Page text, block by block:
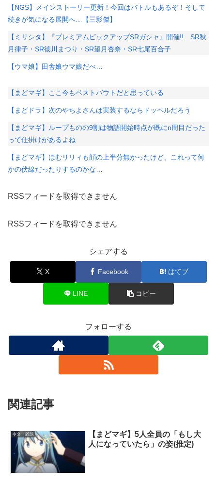
【NGS】メインストーリー更新！今回はバトルもあるぞ！そして
続きが気になる展開へ…【三影傑】
【ミリシタ】『プレミアムピックアップSRガシャ』開催!! SR秋
月律子・SR徳川まつり・SR望月杏奈・SR七尾百合子
【ウマ娘】田舎娘ウマ娘だべ…
【まどマギ】ここ今もベストバウトだと思っている
【まどドラ】次のやちよさんは実装するならドッペルだろう
【まどマギ】ループものの9割は物語開始時点が既にn周目だった
って仕掛けがあるよね
【まどマギ】ほむリリィも顔の上半分無かったけど、これって何
かの伏線だったりするのかな…
RSSフィードを取得できません
RSSフィードを取得できません
シェアする
X Facebook はてブ
LINE コピー
フォローする
関連記事
ネタ・雑談
【まどマギ】5人全員の「もし大
人になっていたら」の姿(推定)